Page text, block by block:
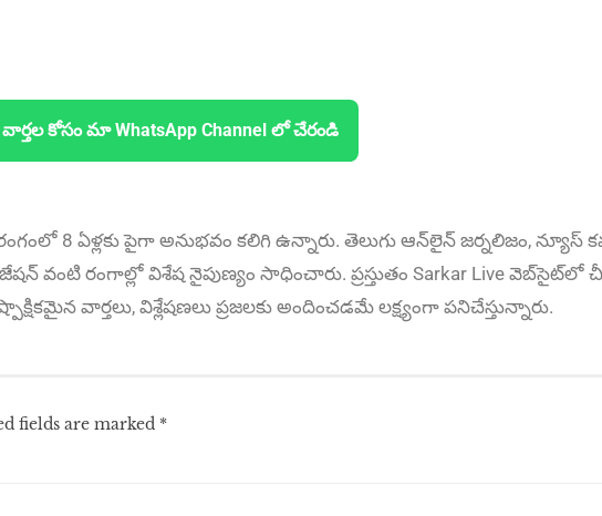
కోసం మా WhatsApp Channel లో చేరండి
8 ఏళ్లకు పైగా అనుభ‌వం కలిగి ఉన్నారు. తెలుగు ఆన్‌లైన్‌ జర్నలిజం, న్యూస్
వంటి రంగాల్లో విశేష నైపుణ్యం సాధించారు. ప్రస్తుతం Sarkar Live వెబ్‌సైట్‌లో
వార్తలు, విశ్లేషణలు ప్రజలకు అందించడమే లక్ష్యంగా పనిచేస్తున్నారు.
fields are marked *